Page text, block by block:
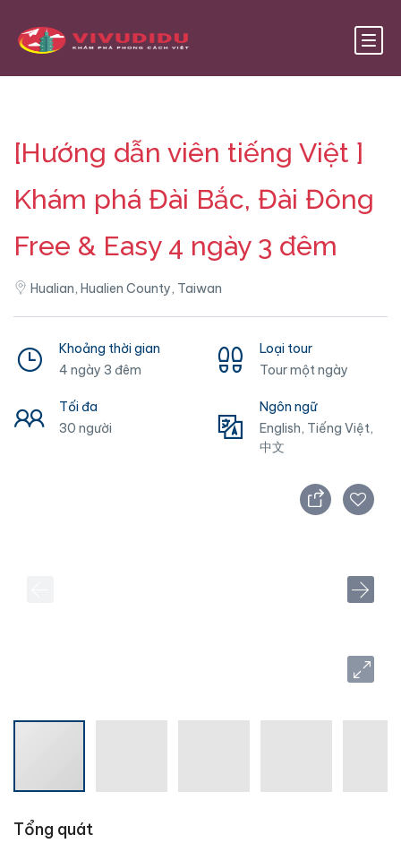
[Hướng dẫn viên tiếng Việt ]
Khám phá Đài Bắc, Đài Đông
Free & Easy 4 ngày 3 đêm
Hualian, Hualien County, Taiwan
Khoảng thời gian
4 ngày 3 đêm
Loại tour
Tour một ngày
Tối đa
30 người
Ngôn ngữ
English, Tiếng Việt,
中文
Tổng quát